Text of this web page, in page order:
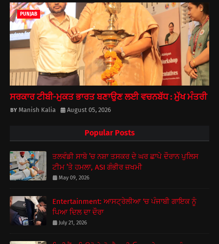
PUNJAB
ਸਰਕਾਰ ਟੀਬੀ-ਮੁਕਤ ਭਾਰਤ ਬਣਾਉਣ ਲਈ ਵਚਨਬੱਧ : ਮੁੱਖ ਮੰਤਰੀ
Manish Kalia August 05, 2026
Popular Posts
ਤਲਵੰਡੀ ਸਾਬੋ ’ਚ ਨਸ਼ਾ ਤਸਕਰ ਦੇ ਘਰ ਛਾਪੇ ਦੌਰਾਨ ਪੁਲਿਸ
ਟੀਮ ’ਤੇ ਹਮਲਾ, ASI ਗੰਭੀਰ ਜ਼ਖਮੀ
May 09, 2026
Entertainment: ਆਸਟ੍ਰੇਲੀਆ ‘ਚ ਪੰਜਾਬੀ ਗਾਇਕ ਨੂੰ
ਪਿਆ ਦਿਲ ਦਾ ਦੌਰਾ
July 21, 2026